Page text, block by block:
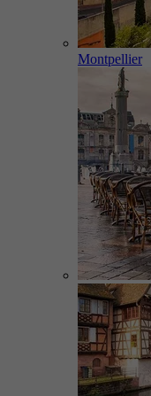
Montpellier